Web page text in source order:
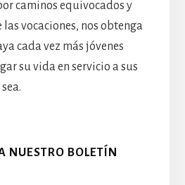
caminos equivocados y
las vocaciones, nos obtenga
cada vez más jóvenes
su vida en servicio a sus
NUESTRO BOLETÍN